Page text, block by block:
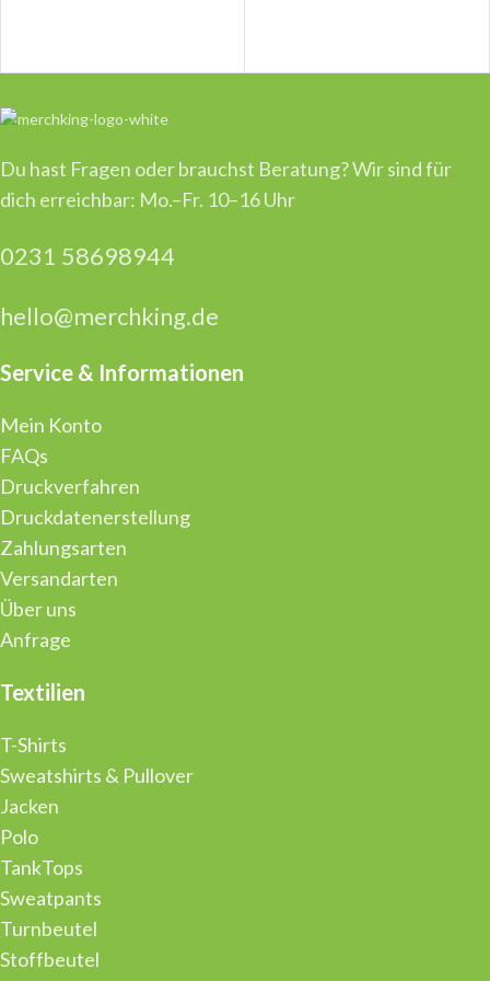
Du hast Fragen oder brauchst Beratung? Wir sind für
dich erreichbar: Mo.–Fr. 10–16 Uhr
0231 58698944
hello@merchking.de
Service & Informationen
Mein Konto
FAQs
Druckverfahren
Druckdatenerstellung
Zahlungsarten
Versandarten
Über uns
Anfrage
Textilien
T-Shirts
Sweatshirts & Pullover
Jacken
Polo
TankTops
Sweatpants
Turnbeutel
Stoffbeutel